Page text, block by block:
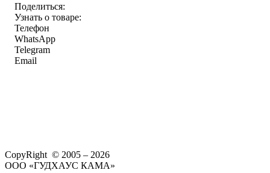
Поделиться:
Узнать о товаре:
Телефон
WhatsApp
Telegram
Email
CopyRight © 2005 – 2026
ООО «ГУДХАУС КАМА»